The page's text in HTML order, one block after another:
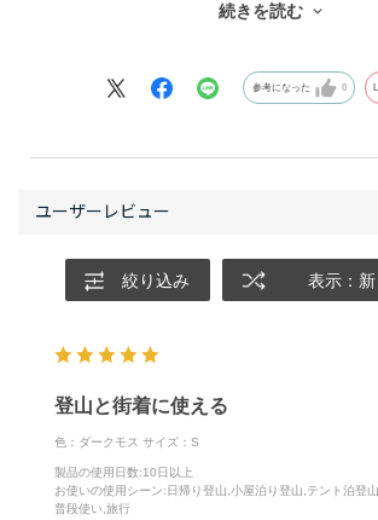
絞り込み 表示：
登山と街着に使える
色：ダークモス サイズ：S
製品の使用日数:10日以上
お使いの使用シーン:日帰り登山,小屋泊り登山,テント泊登
普段使い,旅行
ングやハイキング、街中など。冬は、樹林
さらっとした着心地でシャカシャカしな
久性があります。
続きを読む
参考になった 0